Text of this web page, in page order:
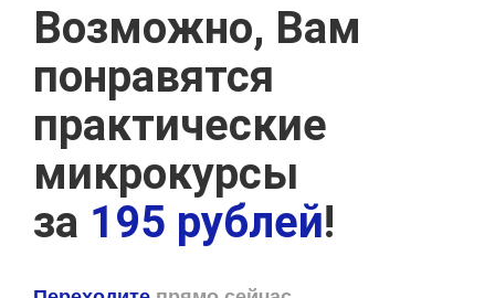
Возможно, Вам
понравятся
практические
микрокурсы
за 195 рублей!